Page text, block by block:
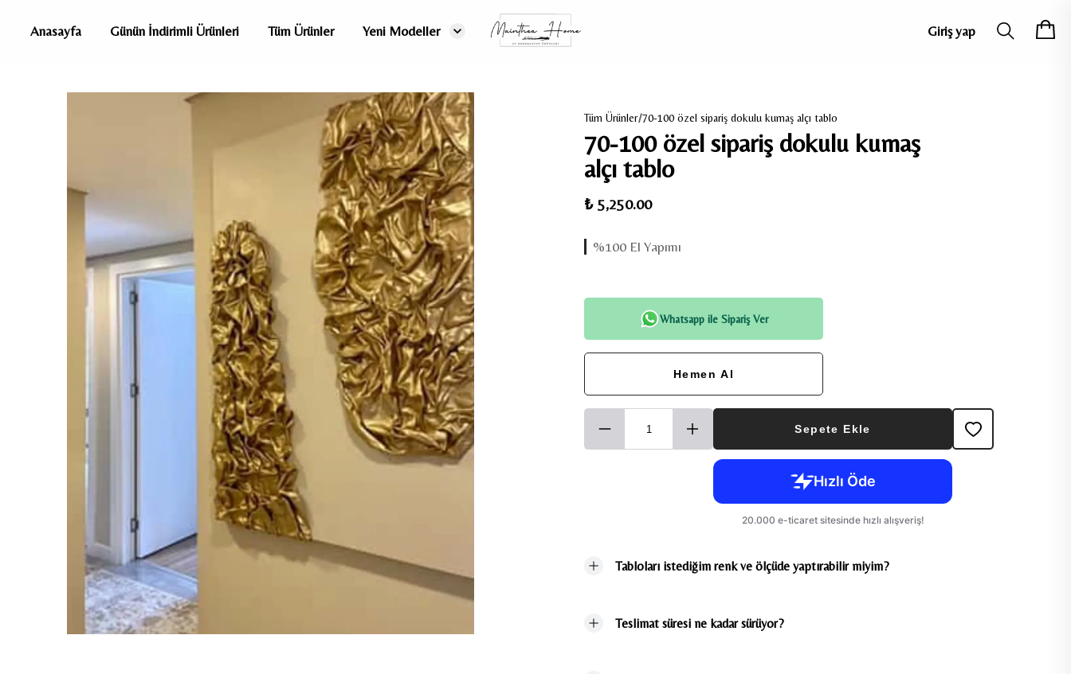
Anasayfa Günün İndirimli Ürünleri Tüm Ürünler Yeni Modeller Giriş yap
Tüm Ürünler 70-100 özel sipariş dokulu kumaş alçı tablo
70-100 özel sipariş dokulu kumaş
alçı tablo
₺ 5,250.00
%100 El Yapımı
Ücretsiz Kargo
Whatsapp ile Sipariş Ver
Hemen Al
Sepete Ekle
Tabloları istediğim renk ve ölçüde yaptırabilir miyim?
Teslimat süresi ne kadar sürüyor?